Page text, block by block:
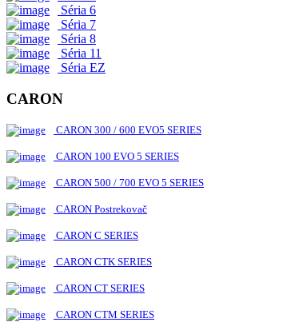
Séria 6
Séria 7
Séria 8
Séria 11
Séria EZ
CARON
CARON 300 / 600 EVO5 SERIES
CARON 100 EVO 5 SERIES
CARON 500 / 700 EVO 5 SERIES
CARON Postrekovač
CARON C SERIES
CARON CTK SERIES
CARON CT SERIES
CARON CTM SERIES